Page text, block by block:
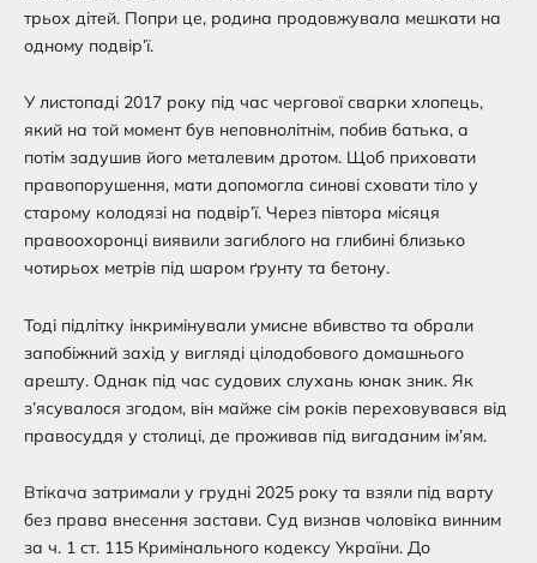
трьох дітей. Попри це, родина продовжувала мешкати на
одному подвір’ї.
У листопаді 2017 року під час чергової сварки хлопець,
який на той момент був неповнолітнім, побив батька, а
потім задушив його металевим дротом. Щоб приховати
правопорушення, мати допомогла синові сховати тіло у
старому колодязі на подвір’ї. Через півтора місяця
правоохоронці виявили загиблого на глибині близько
чотирьох метрів під шаром ґрунту та бетону.
Тоді підлітку інкримінували умисне вбивство та обрали
запобіжний захід у вигляді цілодобового домашнього
арешту. Однак під час судових слухань юнак зник. Як
з’ясувалося згодом, він майже сім років переховувався від
правосуддя у столиці, де проживав під вигаданим ім’ям.
Втікача затримали у грудні 2025 року та взяли під варту
без права внесення застави. Суд визнав чоловіка винним
за ч. 1 ст. 115 Кримінального кодексу України. До